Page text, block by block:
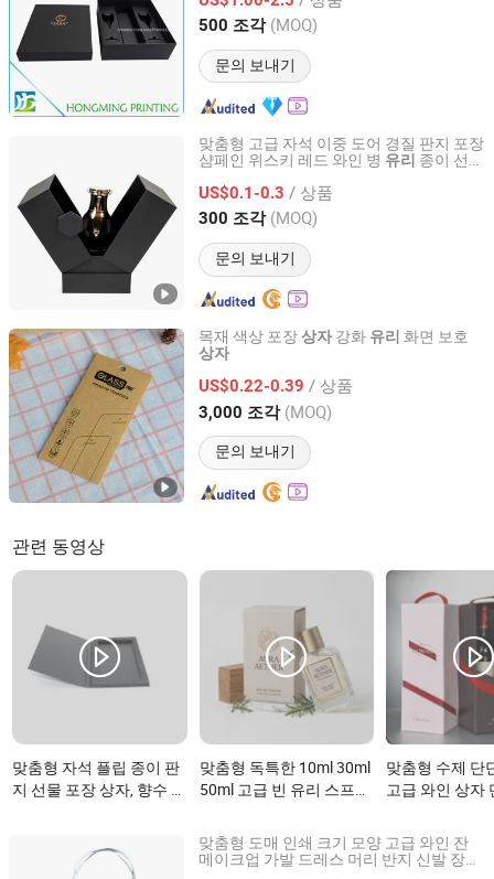
500 조각 (MOQ)
문의 보내기
Shanghai, China 이후 2016
맞춤형 고급 자석 이중 도어 경질 판지 포장
샴페인 위스키 레드 와인 병 유리 종이 선물
US$0.1-0.3 / 상품
300 조각 (MOQ)
문의 보내기
Shenzhen Oli Packaging Products Co., Ltd.
Guangdong, China 이후 2025
목재 색상 포장상자 강화 유리 화면 보호
상자
US$0.22-0.39 / 상품
3,000 조각 (MOQ)
문의 보내기
Dongguan Yeming Gift Packing Limited
Guangdong, China 이후 2021
관련 동영상
맞춤형 자석 플립 종이 판
지 선물 포장 상자, 향수 시
(가) 무엇인가요?
맞춤형 독특한 10ml 30ml
50ml 고급 빈 유리 스프레
무엇인가요?
맞춤형 수제 단
고급 와인 상자
(가) 무엇인가
맞춤형 도매 인쇄 크기 모양 고급 와인 잔
메이크업 가발 드레스 머리 반지 신발 장미
Dongguan Welm Eco Packaging Tech Co., Ltd.